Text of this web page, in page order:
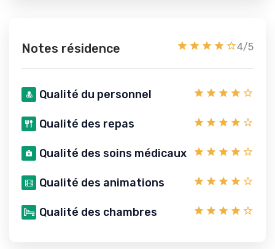
Notes résidence 4/5
Qualité du personnel
Qualité des repas
Qualité des soins médicaux
Qualité des animations
Qualité des chambres